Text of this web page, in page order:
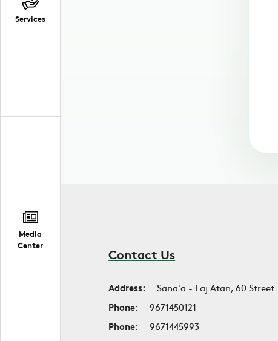
Services
Media
Center
Contact Us
Address:
Sana'a - Faj Atan, 60 Street
Phone:
9671450121
Phone:
9671445993